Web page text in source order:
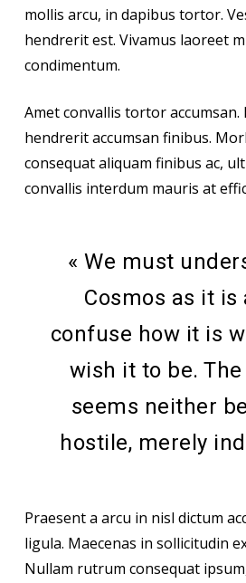
mollis arcu, in dapibus tortor.
hendrerit est. Vivamus laoreet
condimentum.
Amet convallis tortor accumsan.
hendrerit accumsan finibus.
consequat aliquam finibus ac,
convallis interdum mauris at
« We must
Cosmos as it is
confuse how it is
wish it to be.
seems neither
hostile, merely
Praesent a arcu in nisl dictum
ligula. Maecenas in sollicitudin
Nullam rutrum consequat